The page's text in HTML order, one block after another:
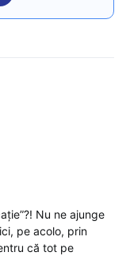
Nu ne ajunge
pe acolo, prin
că tot pe